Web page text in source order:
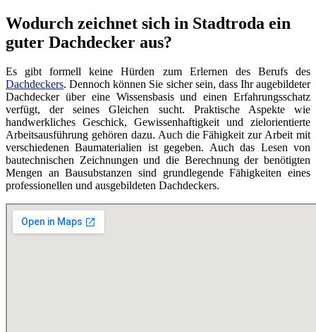
Wodurch zeichnet sich in Stadtroda ein
guter Dachdecker aus?
Es gibt formell keine Hürden zum Erlernen des Berufs des
Dachdeckers. Dennoch können Sie sicher sein, dass Ihr augebildeter
Dachdecker über eine Wissensbasis und einen Erfahrungsschatz
verfügt, der seines Gleichen sucht. Praktische Aspekte wie
handwerkliches Geschick, Gewissenhaftigkeit und zielorientierte
Arbeitsausführung gehören dazu. Auch die Fähigkeit zur Arbeit mit
verschiedenen Baumaterialien ist gegeben. Auch das Lesen von
bautechnischen Zeichnungen und die Berechnung der benötigten
Mengen an Bausubstanzen sind grundlegende Fähigkeiten eines
professionellen und ausgebildeten Dachdeckers.